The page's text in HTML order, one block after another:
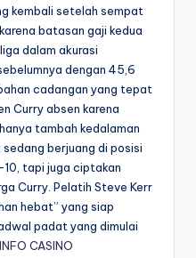
kembali setelah sempat
batasan gaji kedua
dalam akurasi
dengan 45,6
cadangan yang tepat
Curry absen karena
tambah kedalaman
berjuang di posisi
10, tapi juga ciptakan
Curry. Pelatih Steve Kerr
hebat” yang siap
padat yang dimulai
INFO CASINO